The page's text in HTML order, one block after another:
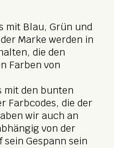
mit Blau, Grün und
Marke werden in
die den
Farben von
mit den bunten
Farbcodes, die der
wir auch an
von der
Gespann sein